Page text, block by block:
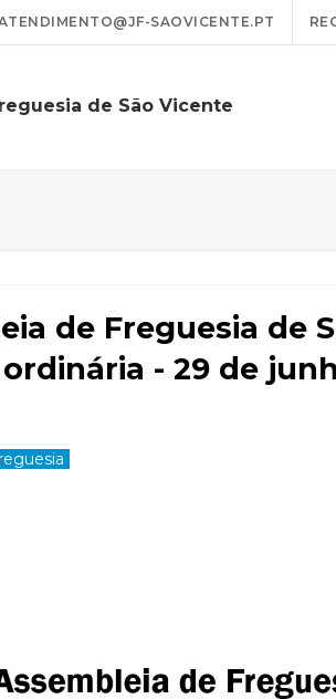
SAOVICENTE.PT
de São Vicente
de Freguesia de
ordinária - 29 de